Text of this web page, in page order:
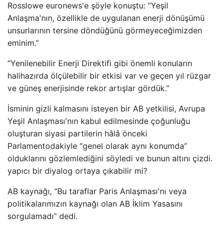
Rosslowe euronews'e şöyle konuştu: “Yeşil
Anlaşma'nın, özellikle de uygulanan enerji dönüşümü
unsurlarının tersine döndüğünü görmeyeceğimizden
eminim.”
“Yenilenebilir Enerji Direktifi gibi önemli konuların
halihazırda ölçülebilir bir etkisi var ve geçen yıl rüzgar
ve güneş enerjisinde rekor artışlar gördük.”
İsminin gizli kalmasını isteyen bir AB yetkilisi, Avrupa
Yeşil Anlaşması'nın kabul edilmesinde çoğunluğu
oluşturan siyasi partilerin hâlâ önceki
Parlamentodakiyle “genel olarak aynı konumda”
olduklarını gözlemlediğini söyledi ve bunun altını çizdi.
yapıcı bir diyalog ortaya çıkabilir mi?
AB kaynağı, “Bu taraflar Paris Anlaşması'nı veya
politikalarımızın kaynağı olan AB İklim Yasasını
sorgulamadı” dedi.